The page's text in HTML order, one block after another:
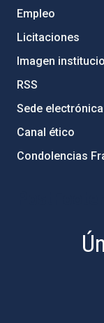
Empleo
Licitaciones
Imagen
RSS
Sede electrónica
Canal ético
Condolencias